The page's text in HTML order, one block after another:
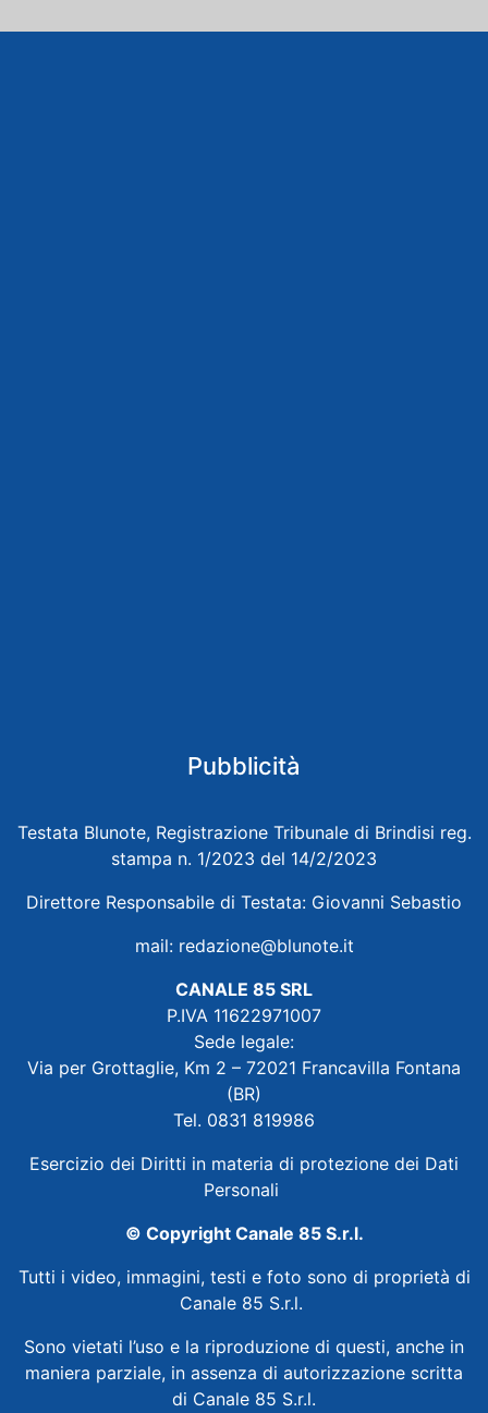
Pubblicità
Testata Blunote, Registrazione Tribunale di Brindisi reg.
stampa n. 1/2023 del 14/2/2023
Direttore Responsabile di Testata: Giovanni Sebastio
mail: redazione@blunote.it
CANALE 85 SRL
P.IVA 11622971007
Sede legale:
Via per Grottaglie, Km 2 – 72021 Francavilla Fontana
(BR)
Tel. 0831 819986
Esercizio dei Diritti in materia di protezione dei Dati
Personali
© Copyright Canale 85 S.r.l.
Tutti i video, immagini, testi e foto sono di proprietà di
Canale 85 S.r.l.
Sono vietati l’uso e la riproduzione di questi, anche in
maniera parziale, in assenza di autorizzazione scritta
di Canale 85 S.r.l.